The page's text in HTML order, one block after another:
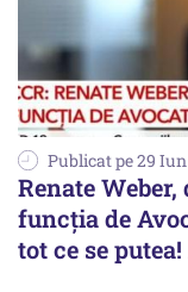
Publicat pe 29 Iun
Renate
funcția de
tot ce se